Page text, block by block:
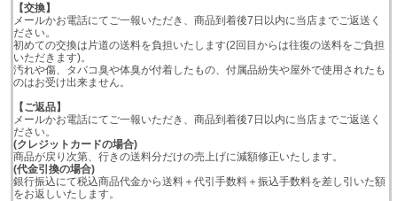
【交換】
メールかお電話にてご一報いただき、商品到着後7日以内に当店までご返送く
ださい。
初めての交換は片道の送料を負担いたします(2回目からは往復の送料をご負担
いただきます)。
汚れや傷、タバコ臭や体臭が付着したもの、付属品紛失や屋外で使用されたも
のはお受け出来ません。
【ご返品】
メールかお電話にてご一報いただき、商品到着後7日以内に当店までご返送く
ださい。
(クレジットカードの場合)
商品が戻り次第、行きの送料分だけの売上げに減額修正いたします。
(代金引換の場合)
銀行振込にて税込商品代金から送料＋代引手数料＋振込手数料を差し引いた額
をお返しいたします。